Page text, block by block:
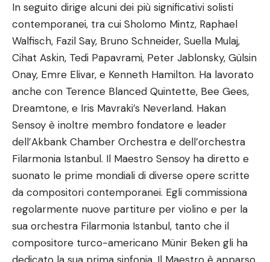
In seguito dirige alcuni dei più significativi solisti
contemporanei, tra cui Sholomo Mintz, Raphael
Walfisch, Fazil Say, Bruno Schneider, Suella Mulaj,
Cihat Askin, Tedi Papavrami, Peter Jablonsky, Gülsin
Onay, Emre Elivar, e Kenneth Hamilton. Ha lavorato
anche con Terence Blanced Quintette, Bee Gees,
Dreamtone, e Iris Mavraki’s Neverland. Hakan
Sensoy è inoltre membro fondatore e leader
dell’Akbank Chamber Orchestra e dell’orchestra
Filarmonia Istanbul. Il Maestro Sensoy ha diretto e
suonato le prime mondiali di diverse opere scritte
da compositori contemporanei. Egli commissiona
regolarmente nuove partiture per violino e per la
sua orchestra Filarmonia Istanbul, tanto che il
compositore turco-americano Münir Beken gli ha